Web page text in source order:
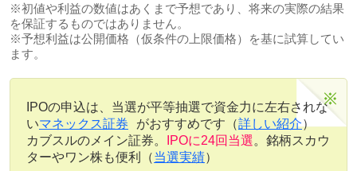
※初値や利益の数値はあくまで予想であり、将来の実際の結果
を保証するものではありません。
※予想利益は公開価格（仮条件の上限価格）を基に試算してい
ます。
IPOの申込は、当選が平等抽選で資金力に左右されな
いマネックス証券 がおすすめです（詳しい紹介）
カブスルのメイン証券。
IPOに24回当選。銘柄スカウ
ターやワン株も便利（当選実績）